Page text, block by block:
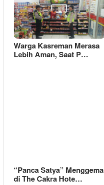
Warga Kasreman Merasa
Lebih Aman, Saat P…
“Panca Satya” Menggema
di The Cakra Hote…